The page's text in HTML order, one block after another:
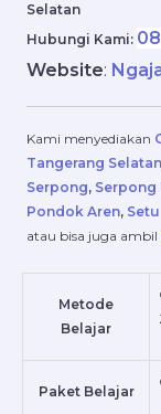
Selatan
Hubungi Kami:
Website:
Kami menyediakan
Tangerang Selatan
Serpong, Serpong
Pondok Aren, Setu
atau bisa juga ambil
Metode
Belajar
Paket Belajar